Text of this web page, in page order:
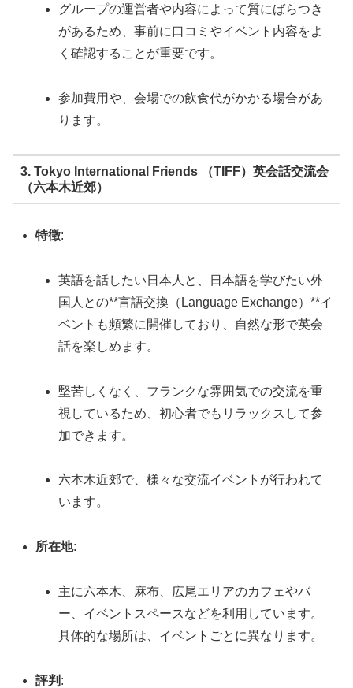
グループの運営者や内容によって質にばらつき
があるため、事前に口コミやイベント内容をよ
く確認することが重要です。
参加費用や、会場での飲食代がかかる場合があ
ります。
3. Tokyo International Friends （TIFF）英会話交流会
（六本木近郊）
特徴:
英語を話したい日本人と、日本語を学びたい外
国人との**言語交換（Language Exchange）**イ
ベントも頻繁に開催しており、自然な形で英会
話を楽しめます。
堅苦しくなく、フランクな雰囲気での交流を重
視しているため、初心者でもリラックスして参
加できます。
六本木近郊で、様々な交流イベントが行われて
います。
所在地:
主に六本木、麻布、広尾エリアのカフェやバ
ー、イベントスペースなどを利用しています。
具体的な場所は、イベントごとに異なります。
評判 :